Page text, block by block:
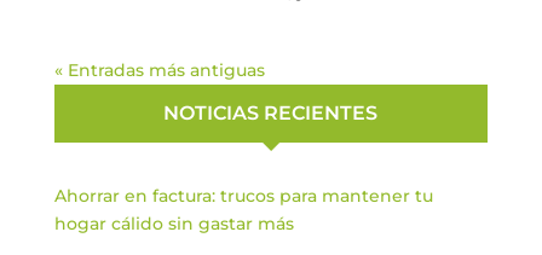
« Entradas más antiguas
NOTICIAS RECIENTES
Ahorrar en factura: trucos para mantener tu
hogar cálido sin gastar más